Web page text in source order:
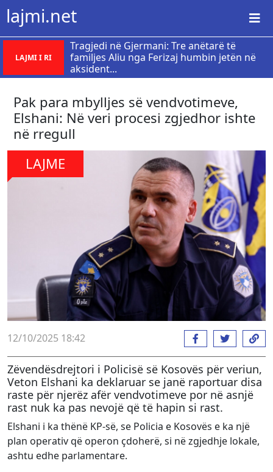
lajmi.net
LAJMI I RI
Tragjedi në Gjermani: Tre anëtarë të
familjes Aliu nga Ferizaj humbin jetën në
aksident...
​Pak para mbylljes së vendvotimeve,
Elshani: Në veri procesi zgjedhor ishte
në rregull
LAJME
12/10/2025 18:42
Zëvendësdrejtori i Policisë së Kosovës për veriun,
Veton Elshani ka deklaruar se janë raportuar disa
raste për njerëz afër vendvotimeve por në asnjë
rast nuk ka pas nevojë që të hapin si rast.
Elshani i ka thënë KP-së, se Policia e Kosovës e ka një
plan operativ që operon çdoherë, si në zgjedhje lokale,
ashtu edhe parlamentare.